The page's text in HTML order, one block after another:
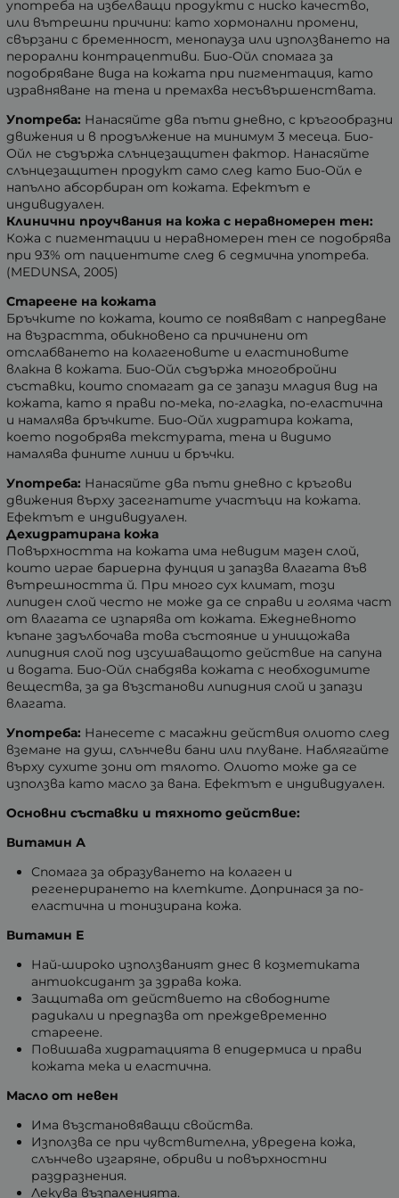
употреба на избелващи продукти с ниско качество,
или вътрешни причини: като хормонални промени,
свързани с бременност, менопауза или използването на
перорални контрацептиви. Био-Ойл спомага за
подобряване вида на кожата при пигментация, като
изравняване на тена и премахва несъвършенствата.
Употреба: Нанасяйте два пъти дневно, с кръгообразни
движения и в продължение на минимум 3 месеца. Био-
Ойл не съдържа слънцезащитен фактор. Нанасяйте
слънцезащитен продукт само след като Био-Ойл е
напълно абсорбиран от кожата. Ефектът е
индивидуален.
Клинични проучвания на кожа с неравномерен тен:
Кожа с пигментации и неравномерен тен се подобрява
при 93% от пациентите след 6 седмична употреба.
(MEDUNSA, 2005)
Стареене на кожата
Бръчките по кожата, които се появяват с напредване
на възрастта, обикновено са причинени от
отслабването на колагеновите и еластиновите
влакна в кожата. Био-Ойл съдържа многобройни
съставки, които спомагат да се запази младия вид на
кожата, като я прави по-мека, по-гладка, по-еластична
и намалява бръчките. Био-Ойл хидратира кожата,
което подобрява текстурата, тена и видимо
намалява фините линии и бръчки.
Употреба: Нанасяйте два пъти дневно с кръгови
движения върху засегнатите участъци на кожата.
Ефектът е индивидуален.
Дехидратирана кожа
Повърхността на кожата има невидим мазен слой,
които играе бариерна фунция и запазва влагата във
вътрешността й. При много сух климат, този
липиден слой често не може да се справи и голяма част
от влагата се изпарява от кожата. Ежедневното
къпане задълбочава това състояние и унищожава
липидния слой под изсушаващото действие на сапуна
и водата. Био-Ойл снабдява кожата с необходимите
вещества, за да възстанови липидния слой и запази
влагата.
Употреба: Нанесете с масажни действия олиото след
вземане на душ, слънчеви бани или плуване. Наблягайте
върху сухите зони от тялото. Олиото може да се
използва като масло за вана. Ефектът е индивидуален.
Основни съставки и тяхното действие:
Витамин А
Спомага за образуването на колаген и
регенерирането на клетките. Допринася за по-
еластична и тонизирана кожа.
Витамин Е
Най-широко използваният днес в козметиката
антиоксидант за здрава кожа.
Защитава от действието на свободните
радикали и предпазва от преждевременно
стареене.
Повишава хидратацията в епидермиса и прави
кожата мека и еластична.
Масло от невен
Има възстановяващи свойства.
Използва се при чувствителна, увредена кожа,
слънчево изгаряне, обриви и повърхностни
раздразнения.
Лекува възпаленията.